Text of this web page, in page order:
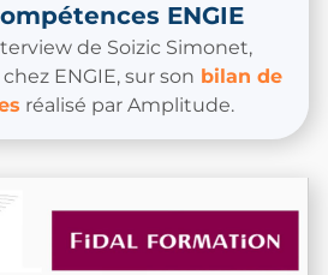
ENGIE
de Soizic Simonet,
ENGIE, sur son bilan de
réalisé par Amplitude.